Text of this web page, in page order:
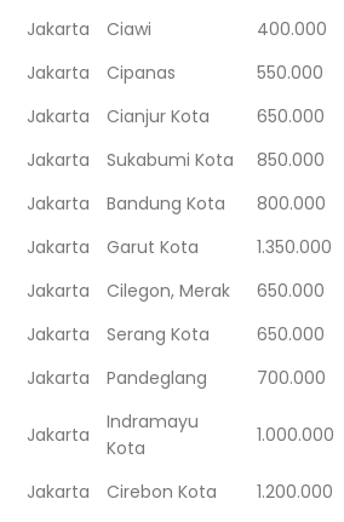
Jakarta
Ciawi 400.000
Jakarta
Cipanas 550.000
Jakarta
Cianjur Kota 650.000
Jakarta
Sukabumi Kota 850.000
Jakarta
Bandung Kota 800.000
Jakarta
Garut Kota 1.350.000
Jakarta
Cilegon, Merak 650.000
Jakarta
Serang Kota 650.000
Jakarta
Pandeglang 700.000
Jakarta
Indramayu
Kota
1.000.000
Jakarta Cirebon Kota 1.200.000